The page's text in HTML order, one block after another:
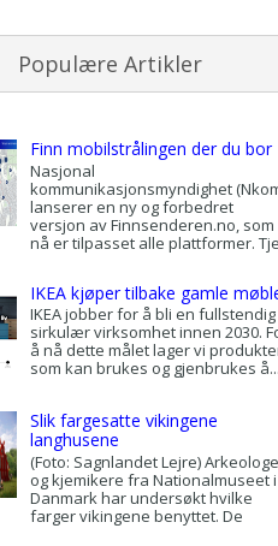
Populære Artikler
Finn mobilstrålingen der du bor
Nasjonal
kommunikasjonsmyndighet
lanserer en ny og forbedret
versjon av Finnsenderen.no, som
nå er tilpasset alle plattformer.
IKEA kjøper tilbake gamle
IKEA jobber for å bli en fullstendig
sirkulær virksomhet innen 2030.
å nå dette målet lager vi
som kan brukes og gjenbrukes å...
Slik fargesatte vikingene
langhusene
(Foto: Sagnlandet Lejre)
og kjemikere fra Nationalmuseet i
Danmark har undersøkt hvilke
farger vikingene benyttet. De